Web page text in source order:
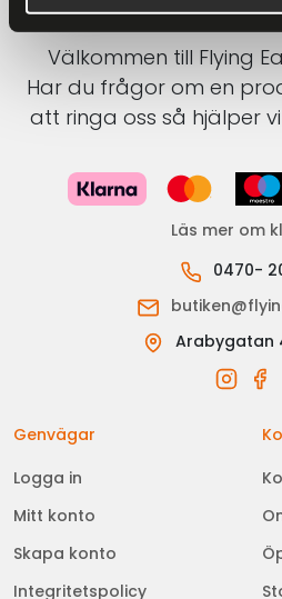
Välkommen till Flying
Har du frågor om en
att ringa oss så hjälper
Läs mer om
0470-
Arabygatan
Genvägar
Logga in
Mitt konto
Skapa konto
Integritetspolicy